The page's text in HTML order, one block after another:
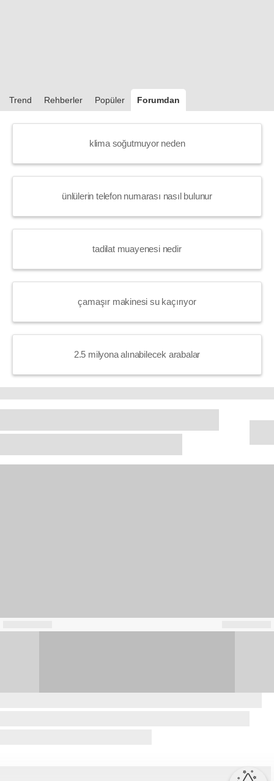
Trend Rehberler Popüler Forumdan
klima soğutmuyor neden
ünlülerin telefon numarası nasıl bulunur
tadilat muayenesi nedir
çamaşır makinesi su kaçırıyor
2.5 milyona alınabilecek arabalar